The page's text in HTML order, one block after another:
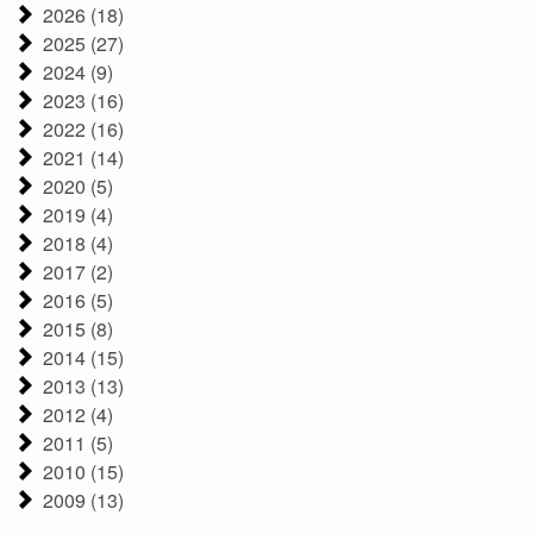
2026 (18)
2025 (27)
2024 (9)
2023 (16)
2022 (16)
2021 (14)
2020 (5)
2019 (4)
2018 (4)
2017 (2)
2016 (5)
2015 (8)
2014 (15)
2013 (13)
2012 (4)
2011 (5)
2010 (15)
2009 (13)